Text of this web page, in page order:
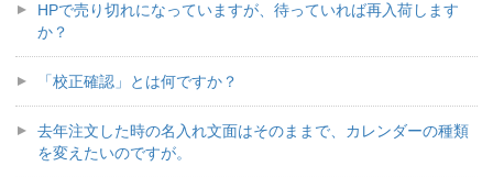
HPで売り切れになっていますが、待っていれば再入荷します
か？
「校正確認」とは何ですか？
去年注文した時の名入れ文面はそのままで、カレンダーの種類
を変えたいのですが。